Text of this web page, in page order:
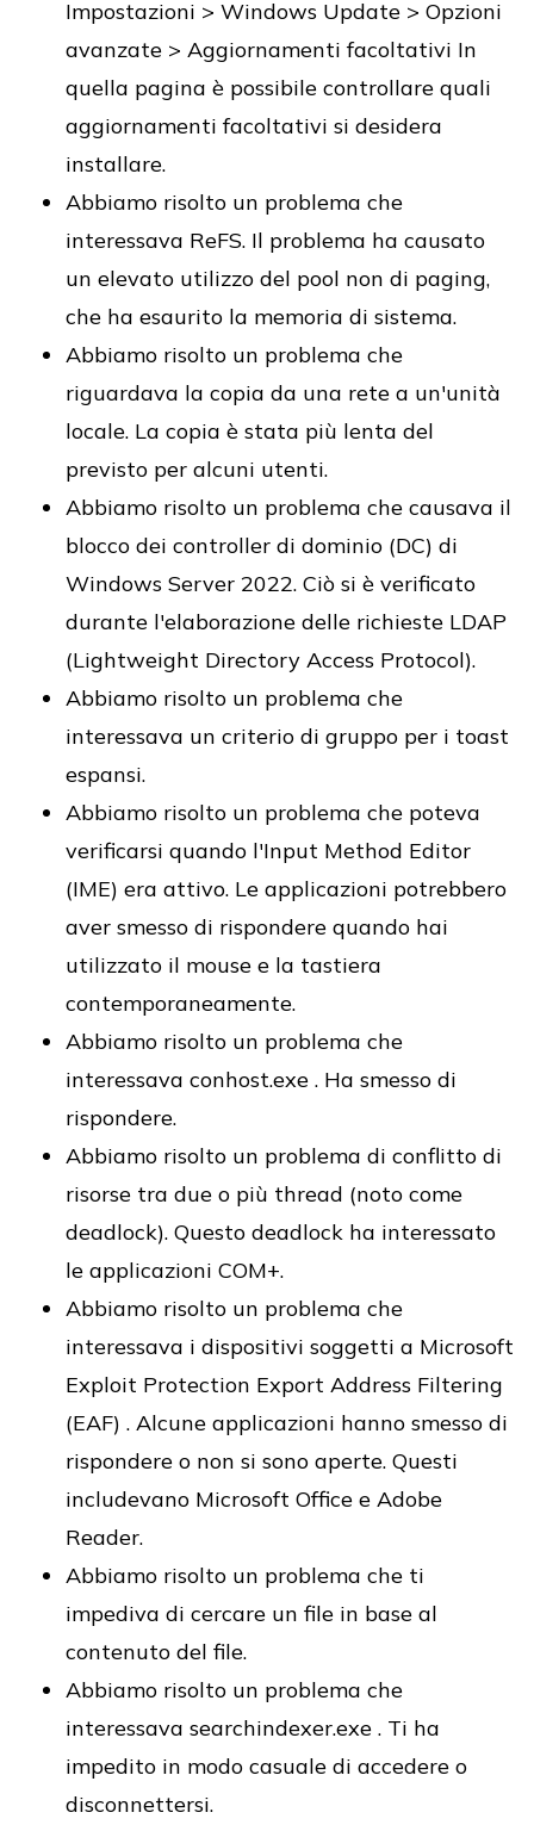
Impostazioni > Windows Update > Opzioni
avanzate > Aggiornamenti facoltativi In
quella pagina è possibile controllare quali
aggiornamenti facoltativi si desidera
installare.
Abbiamo risolto un problema che
interessava ReFS. Il problema ha causato
un elevato utilizzo del pool non di paging,
che ha esaurito la memoria di sistema.
Abbiamo risolto un problema che
riguardava la copia da una rete a un'unità
locale. La copia è stata più lenta del
previsto per alcuni utenti.
Abbiamo risolto un problema che causava il
blocco dei controller di dominio (DC) di
Windows Server 2022. Ciò si è verificato
durante l'elaborazione delle richieste LDAP
(Lightweight Directory Access Protocol).
Abbiamo risolto un problema che
interessava un criterio di gruppo per i toast
espansi.
Abbiamo risolto un problema che poteva
verificarsi quando l'Input Method Editor
(IME) era attivo. Le applicazioni potrebbero
aver smesso di rispondere quando hai
utilizzato il mouse e la tastiera
contemporaneamente.
Abbiamo risolto un problema che
interessava conhost.exe . Ha smesso di
rispondere.
Abbiamo risolto un problema di conflitto di
risorse tra due o più thread (noto come
deadlock). Questo deadlock ha interessato
le applicazioni COM+.
Abbiamo risolto un problema che
interessava i dispositivi soggetti a Microsoft
Exploit Protection Export Address Filtering
(EAF) . Alcune applicazioni hanno smesso di
rispondere o non si sono aperte. Questi
includevano Microsoft Office e Adobe
Reader.
Abbiamo risolto un problema che ti
impediva di cercare un file in base al
contenuto del file.
Abbiamo risolto un problema che
interessava searchindexer.exe . Ti ha
impedito in modo casuale di accedere o
disconnettersi.